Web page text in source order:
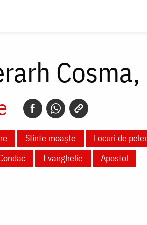
Sfinte moaște Locuri de
Evanghelie Apostol